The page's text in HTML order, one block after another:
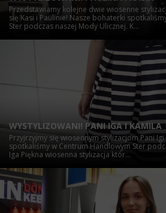
Przedstawiamy kolejne dwie wiosenne
się Kasi i Paulinie! Nasze bohaterki
Ster podczas naszej Mody Ulicznej. K...
WYSTYLIZOWANI! PANI IGA I KAMILA
Przyjrzyjmy się wiosennym stylizacjom Pani
spotkaliśmy w Centrum Handlowym Ster
Iga Piękna wiosenna stylizacja któr...